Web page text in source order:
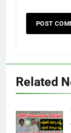
Related